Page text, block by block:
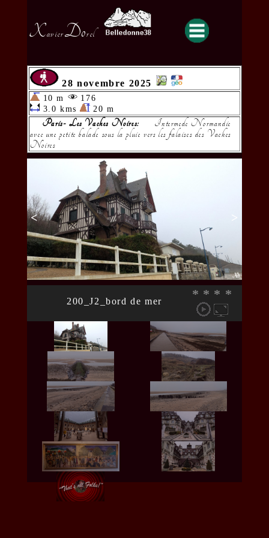
XavierDorel
28 novembre 2025
10 m
176
3.0 kms
20 m
Paris- Les Vaches Noires:
Intermede Normandie
avec une petite balade sous la pluie vers les falaises des Vaches
Noires
< >
* * * *
200_J2_bord de mer